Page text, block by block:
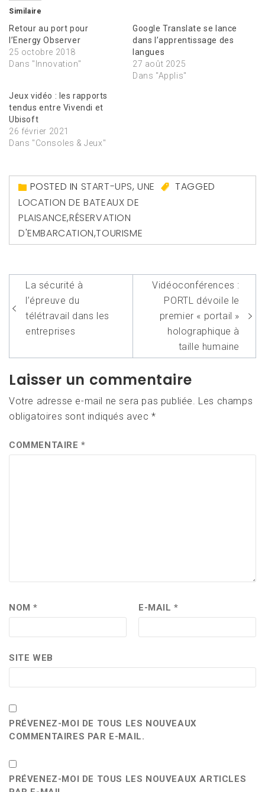
Similaire
Retour au port pour
l’Energy Observer
25 octobre 2018
Dans "Innovation"
Google Translate se lance
dans l’apprentissage des
langues
27 août 2025
Dans "Applis"
Jeux vidéo : les rapports
tendus entre Vivendi et
Ubisoft
26 février 2021
Dans "Consoles & Jeux"
POSTED IN START-UPS,UNE
TAGGED
LOCATION DE BATEAUX DE
PLAISANCE,RÉSERVATION
D'EMBARCATION,TOURISME
Navigation
de
l’article
La sécurité à
l’épreuve du
télétravail dans les
entreprises
Vidéoconférences :
PORTL dévoile le
premier « portail »
holographique à
taille humaine
Laisser un commentaire
Votre adresse e-mail ne sera pas publiée.
Les champs
obligatoires sont indiqués avec*
COMMENTAIRE*
NOM* E-MAIL*
SITE WEB
PRÉVENEZ-MOI DE TOUS LES NOUVEAUX
COMMENTAIRES PAR E-MAIL.
PRÉVENEZ-MOI DE TOUS LES NOUVEAUX ARTICLES